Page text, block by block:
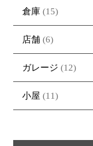
倉庫 (15)
店舗 (6)
ガレージ (12)
小屋 (11)